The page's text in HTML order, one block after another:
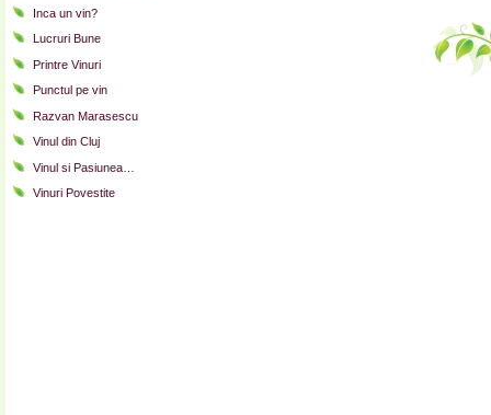
Inca un vin?
Lucruri Bune
Printre Vinuri
Punctul pe vin
Razvan Marasescu
Vinul din Cluj
Vinul si Pasiunea…
Vinuri Povestite